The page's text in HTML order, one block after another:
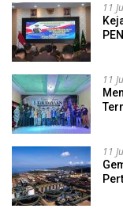
11
11
11